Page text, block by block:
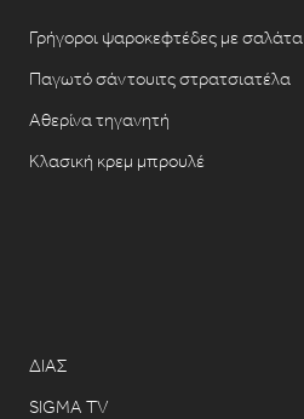
Γρήγοροι ψαροκεφτέδες με σαλάτα
Παγωτό σάντουιτς στρατσιατέλα
Αθερίνα τηγανητή
Κλασική κρεμ μπρουλέ
ΔΙΑΣ
SIGMA TV